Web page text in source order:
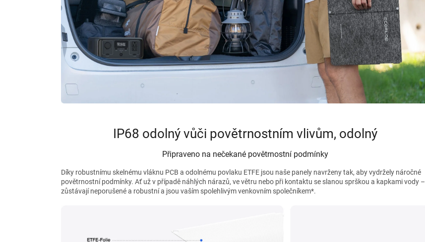
IP68 odolný vůči povětrnostním vlivům, odolný
Připraveno na nečekané povětrnostní podmínky
Díky robustnímu skelnému vláknu PCB a odolnému povlaku ETFE jsou naše panely navrženy tak, aby vydržely náročné
povětrnostní podmínky. Ať už v případě náhlých nárazů, ve větru nebo při kontaktu se slanou sprškou a kapkami vody –
zůstávají neporušené a robustní a jsou vaším spolehlivým venkovním společníkem*.